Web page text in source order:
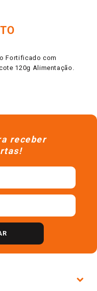
Fortificado com
120g Alimentação.
receber